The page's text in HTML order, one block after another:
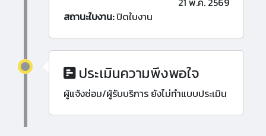
สถานะใบงาน:ปิดใบงาน
ประเมินความพึงพอใจ
ผู้แจ้งซ่อม/ผู้รับบริการ ยังไม่ทำแบบประเมิน